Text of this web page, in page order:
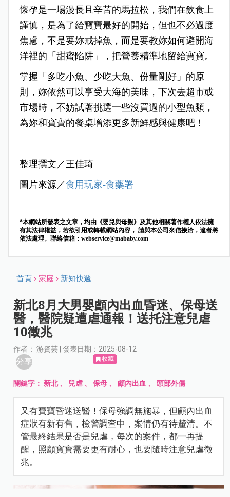
懷孕是一場漫長且辛苦的馬拉松，我們在飲食上
謹慎，是為了給寶寶最好的開始，但也不必過度
焦慮， 不是要妳戒掉魚，而是要教妳如何避開海
洋裡的「甜蜜陷阱」，把營養精準地留給寶寶。
掌握「多吃小魚、少吃大魚、份量剛好」的原
則，妳依然可以享受大海的美味，下次去超市或
市場時，不妨試著挑選一些沒買過的小型魚類，
為妳和寶寶的餐桌增添更多新鮮感與健康吧！
整理撰文／王佳琦
圖片來源／食用玩家-食藥署
*本網站所發表之文章，均由《嬰兒與母親》及其他相關著作權人依法擁
有其法律權益，若欲引用或轉載網站內容， 請與本公司來信接洽，違者將
依法處理。聯絡信箱： webservice@mababy.com
首頁 家庭 新知快遞
新北8月大男嬰顱內出血昏迷、保母送
醫，醫院疑遭虐通報！送托注意兒虐
10徵兆
作者： 游資芸 | 發表日期：2025-08-12
分享 收藏
關鍵字： 新北、 兒虐 、保母 、顱內出血 、頭部外傷
又有寶寶昏迷送醫！保母強調無施暴，但顱內出血
症狀有新有舊，檢警調查中，案情仍有待釐清。不
管最終結果是否是兒虐，每次的案件，都一再提
醒，照顧寶寶需要更有耐心，也要隨時注意兒虐徵
兆。